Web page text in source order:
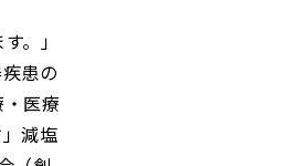
。」
患の
医療
減塩